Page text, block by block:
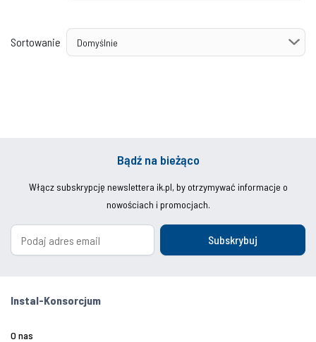
Sortowanie
Bądź na bieżąco
Włącz subskrypcję newslettera ik.pl, by otrzymywać informacje o
nowościach i promocjach.
Subskrybuj
Instal-Konsorcjum
O nas